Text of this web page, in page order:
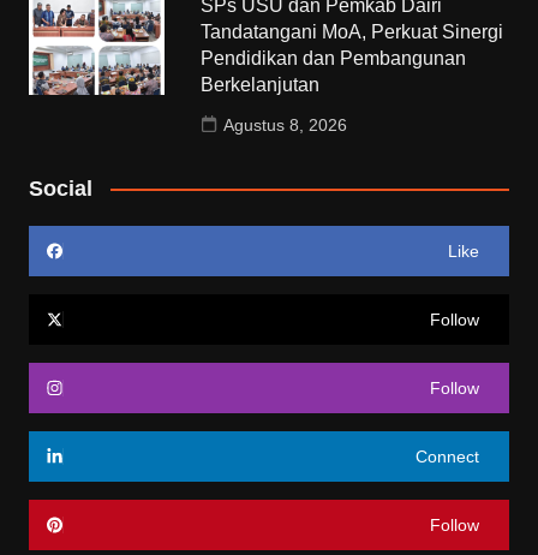
SPs USU dan Pemkab Dairi
Tandatangani MoA, Perkuat Sinergi
Pendidikan dan Pembangunan
Berkelanjutan
Agustus 8, 2026
Social
Like
Follow
Follow
Connect
Follow